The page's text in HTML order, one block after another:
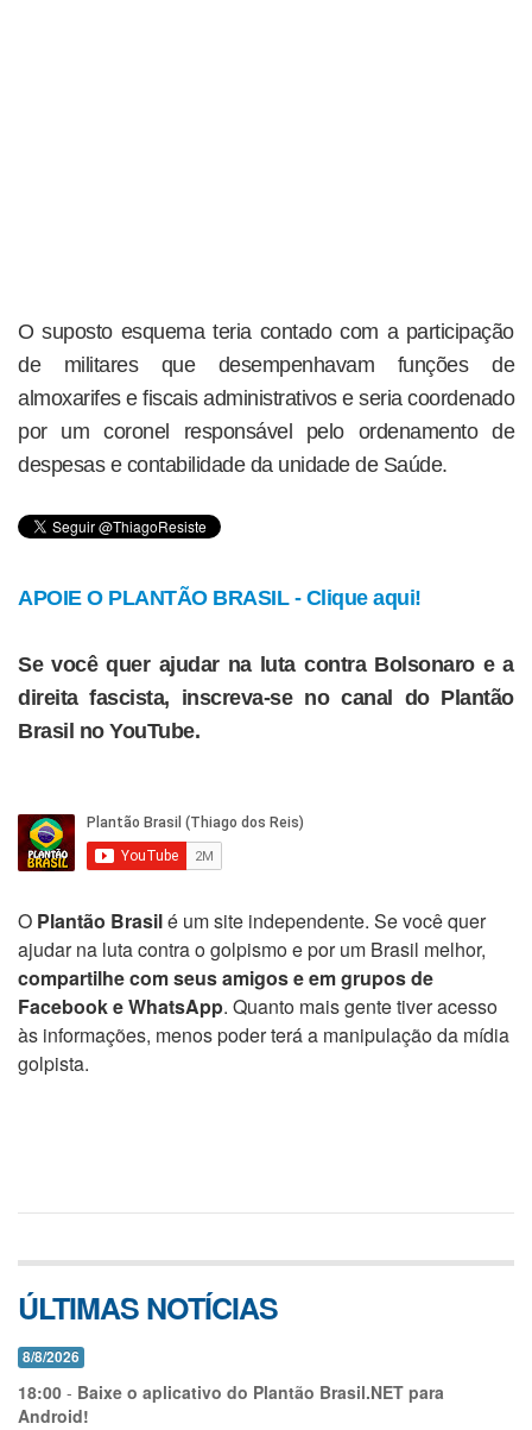
O suposto esquema teria contado com a participação
de militares que desempenhavam funções de
almoxarifes e fiscais administrativos e seria coordenado
por um coronel responsável pelo ordenamento de
despesas e contabilidade da unidade de Saúde.
APOIE O PLANTÃO BRASIL - Clique aqui!
Se você quer ajudar na luta contra Bolsonaro e a
direita fascista, inscreva-se no canal do Plantão
Brasil no YouTube.
O Plantão Brasilé um site independente. Se você quer
ajudar na luta contra o golpismo e por um Brasil melhor,
compartilhe com seus amigos e em grupos de
Facebook e WhatsApp. Quanto mais gente tiver acesso
às informações, menos poder terá a manipulação da mídia
golpista.
ÚLTIMAS NOTÍCIAS
8/8/2026
18:00 - Baixe o aplicativo do Plantão Brasil.NET para
Android!